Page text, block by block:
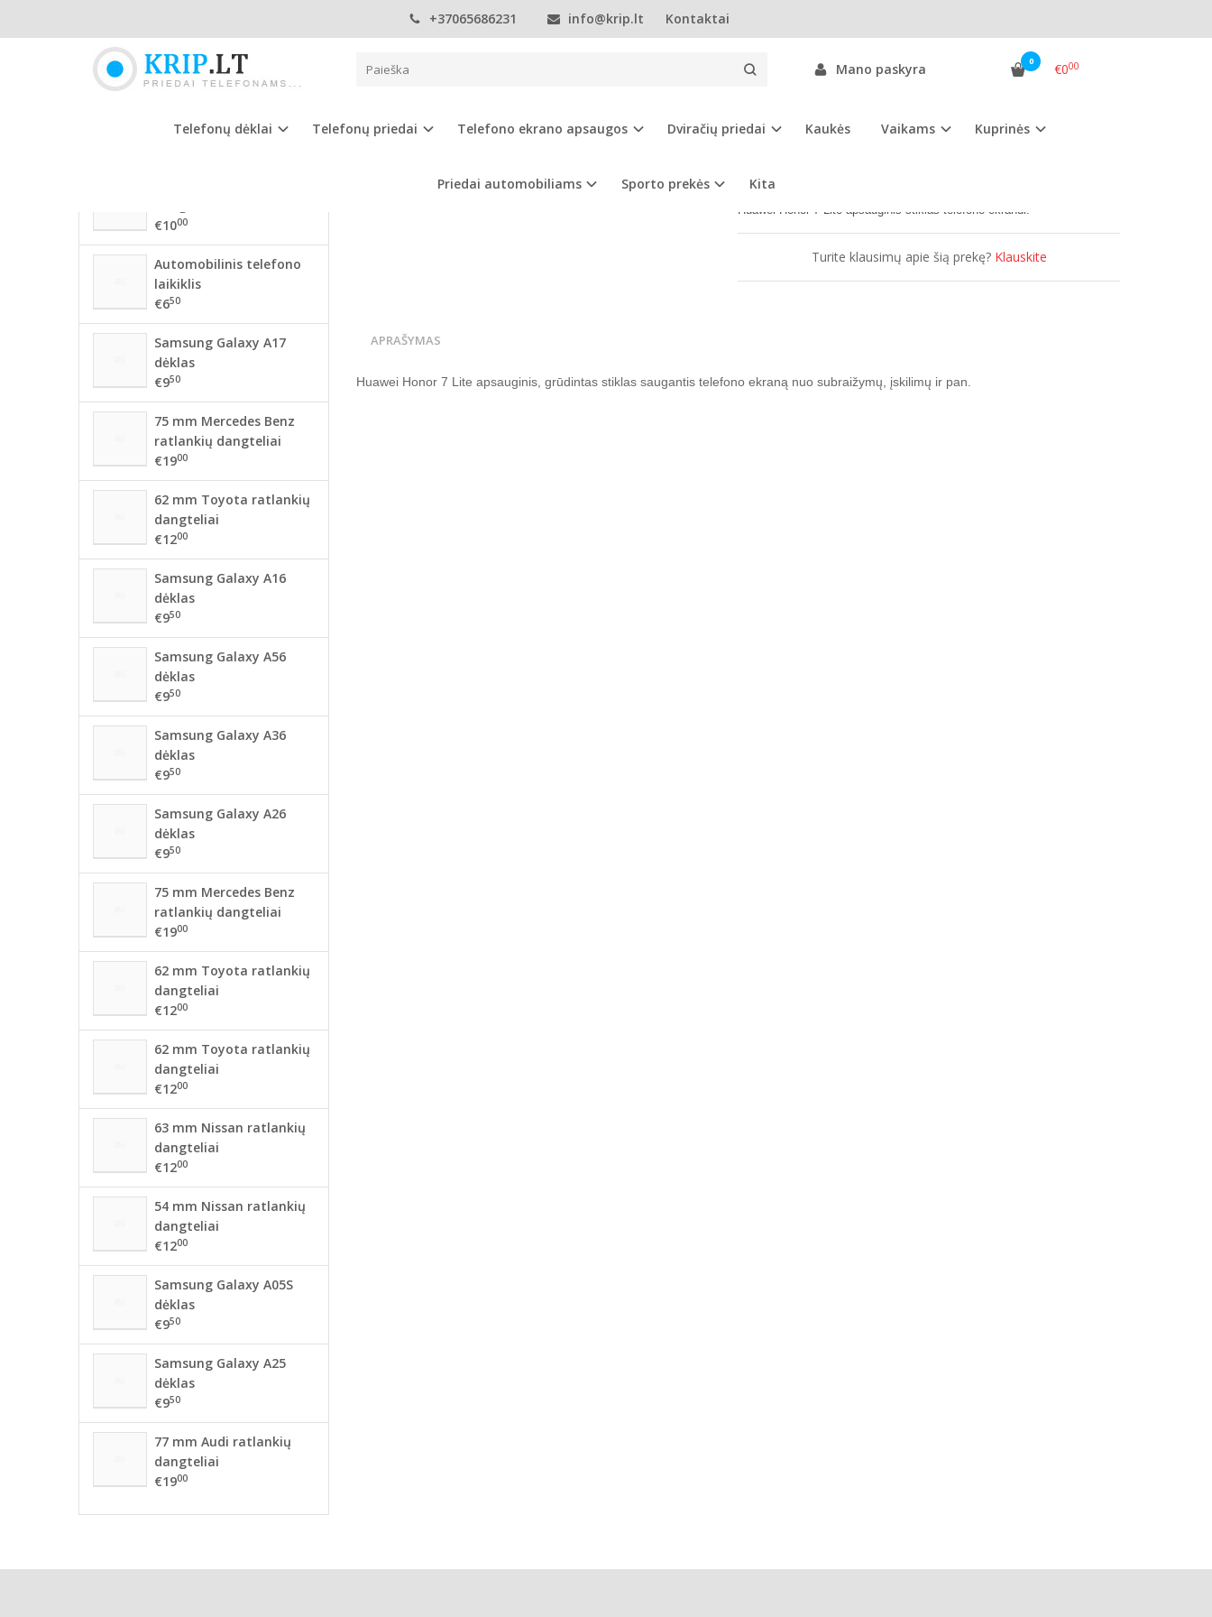
+37065686231 info@krip.lt Kontaktai
Mano paskyra 0 €000
Telefonų dėklai Telefonų priedai Telefono ekrano apsaugos Dviračių priedai Kaukės Vaikams Kuprinės
Priedai automobiliams Sporto prekės Kita
Pagrindinis Telefono ekrano apsaugos Huawei Kita Huawei Honor 7 Lite apsauginis ekrano stiklas
HUAWEI HONOR 7 LITE APSAUGINIS EKRANO STIKLAS
Prekės kodas: HH7LAES
Huawei Honor 7 Lite apsauginis stiklas telefono ekranui.
Turite klausimų apie šią prekę? Klauskite
APRAŠYMAS
Huawei Honor 7 Lite apsauginis, grūdintas stiklas saugantis telefono ekraną nuo subraižymų, įskilimų ir pan.
NAUJAUSIOS PREKĖS
dangteliai
€1000
Automobilinis telefono
laikiklis
€650
Samsung Galaxy A17
dėklas
€950
75 mm Mercedes Benz
ratlankių dangteliai
€1900
62 mm Toyota ratlankių
dangteliai
€1200
Samsung Galaxy A16
dėklas
€950
Samsung Galaxy A56
dėklas
€950
Samsung Galaxy A36
dėklas
€950
Samsung Galaxy A26
dėklas
€950
75 mm Mercedes Benz
ratlankių dangteliai
€1900
62 mm Toyota ratlankių
dangteliai
€1200
62 mm Toyota ratlankių
dangteliai
€1200
63 mm Nissan ratlankių
dangteliai
€1200
54 mm Nissan ratlankių
dangteliai
€1200
Samsung Galaxy A05S
dėklas
€950
Samsung Galaxy A25
dėklas
€950
77 mm Audi ratlankių
dangteliai
€1900